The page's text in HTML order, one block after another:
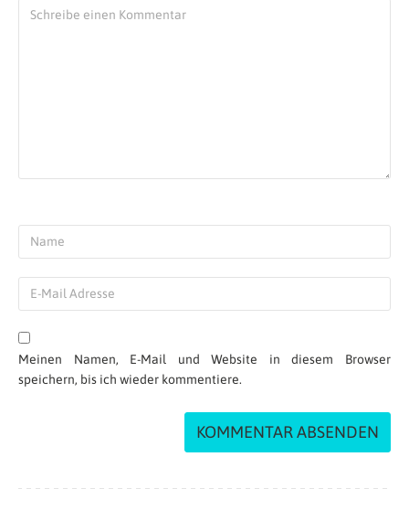
Meinen Namen, E-Mail und Website in diesem Browser
speichern, bis ich wieder kommentiere.